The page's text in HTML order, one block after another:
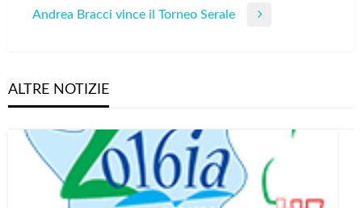
Post
Next
Andrea Bracci vince il Torneo Serale
ALTRE NOTIZIE